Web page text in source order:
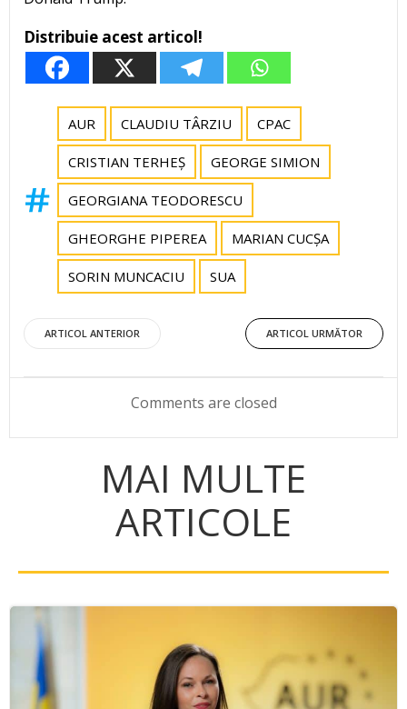
Distribuie acest articol!
AUR CLAUDIU TÂRZIU CPAC
CRISTIAN TERHEȘ GEORGE SIMION
GEORGIANA TEODORESCU
GHEORGHE PIPEREA MARIAN CUCȘA
SORIN MUNCACIU SUA
Post
navigation
ARTICOL ANTERIOR
Post
navigation
ARTICOL URMĂTOR
Comments are closed
MAI MULTE
ARTICOLE